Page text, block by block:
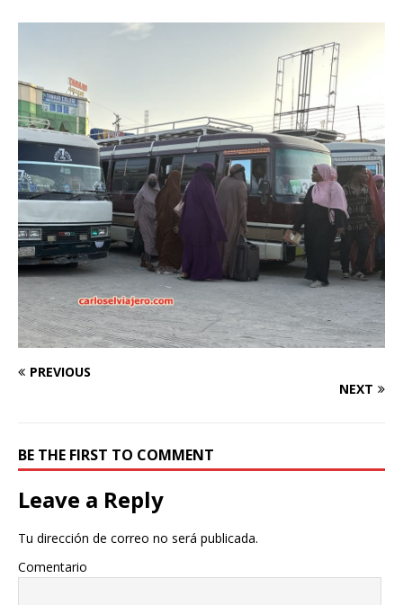
PREVIOUS
NEXT
BE THE FIRST TO COMMENT
Leave a Reply
Tu dirección de correo no será publicada.
Comentario